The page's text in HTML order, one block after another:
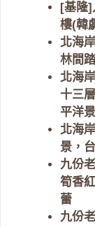
[基隆
樓(韓
北海
林間
北海
十三
平洋
北海
景，
九份
筍香
蕾
九份